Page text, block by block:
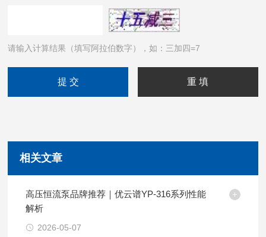
请输入计算结果（填写阿拉伯数字），如：三加四=7
相关文章
高压恒流泵品牌推荐｜优云谱YP-316系列性能
解析
2026-05-07